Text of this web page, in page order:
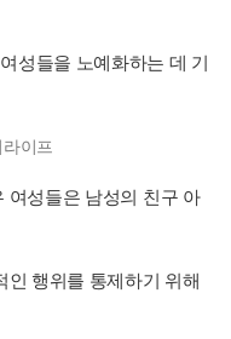
성들을 노예화하는 데 기
이프
여성들은 남성의 친구 아
인 행위를 통제하기 위해